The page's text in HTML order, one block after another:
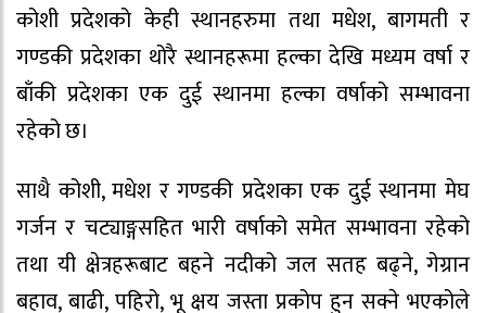
कोशी प्रदेशको केही स्थानहरुमा तथा मधेश, बागमती र
गण्डकी प्रदेशका थोरै स्थानहरूमा हल्का देखि मध्यम वर्षा र
बाँकी प्रदेशका एक दुई स्थानमा हल्का वर्षाको सम्भावना
रहेको छ।
साथै कोशी, मधेश र गण्डकी प्रदेशका एक दुई स्थानमा मेघ
गर्जन र चट्याङ्गसहित भारी वर्षाको समेत सम्भावना रहेको
तथा यी क्षेत्रहरूबाट बहने नदीको जल सतह बढ्ने, गेग्रान
बहाव, बाढी, पहिरो, भू क्षय जस्ता प्रकोप हुन सक्ने भएकोले